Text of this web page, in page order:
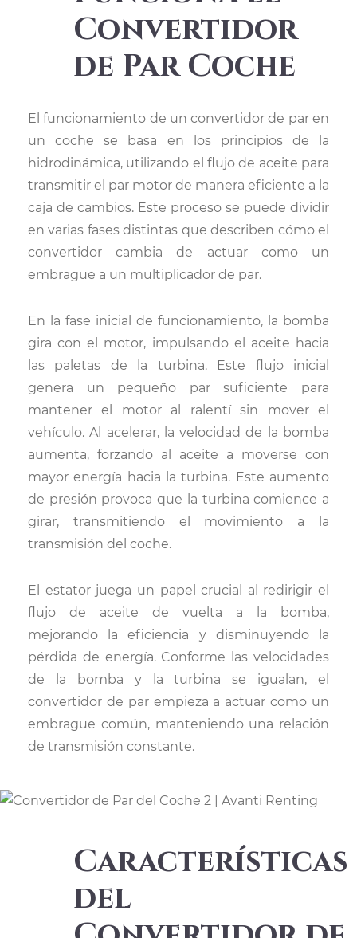
Convertidor
de Par Coche
El funcionamiento de un convertidor de par en
un coche se basa en los principios de la
hidrodinámica, utilizando el flujo de aceite para
transmitir el par motor de manera eficiente a la
caja de cambios. Este proceso se puede dividir
en varias fases distintas que describen cómo el
convertidor cambia de actuar como un
embrague a un multiplicador de par.
En la fase inicial de funcionamiento, la bomba
gira con el motor, impulsando el aceite hacia
las paletas de la turbina. Este flujo inicial
genera un pequeño par suficiente para
mantener el motor al ralentí sin mover el
vehículo. Al acelerar, la velocidad de la bomba
aumenta, forzando al aceite a moverse con
mayor energía hacia la turbina. Este aumento
de presión provoca que la turbina comience a
girar, transmitiendo el movimiento a la
transmisión del coche.
El estator juega un papel crucial al redirigir el
flujo de aceite de vuelta a la bomba,
mejorando la eficiencia y disminuyendo la
pérdida de energía. Conforme las velocidades
de la bomba y la turbina se igualan, el
convertidor de par empieza a actuar como un
embrague común, manteniendo una relación
de transmisión constante.
Características
del